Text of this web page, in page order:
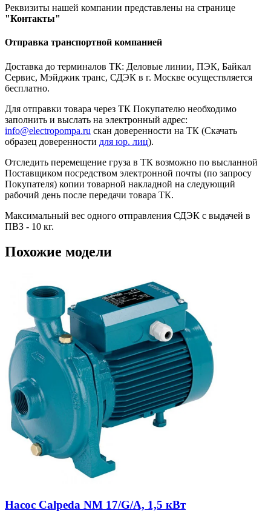
Реквизиты нашей компании представлены на странице
"Контакты"
Отправка транспортной компанией
Доставка до терминалов ТК: Деловые линии, ПЭК, Байкал
Сервис, Мэйджик транс, СДЭК в г. Москве осуществляется
бесплатно.
Для отправки товара через ТК Покупателю необходимо
заполнить и выслать на электронный адрес:
info@electropompa.ru скан доверенности на ТК (Скачать
образец доверенности для юр. лиц).
Отследить перемещение груза в ТК возможно по высланной
Поставщиком посредством электронной почты (по запросу
Покупателя) копии товарной накладной на следующий
рабочий день после передачи товара ТК.
Максимальный вес одного отправления СДЭК с выдачей в
ПВЗ - 10 кг.
Похожие модели
Насос Calpeda NM 17/G/A, 1,5 кВт